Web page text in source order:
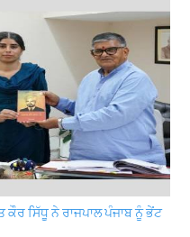
ਕੌਰ ਸਿੱਧੂ ਨੇ ਰਾਜਪਾਲ ਪੰਜਾਬ ਨੂੰ ਭੇਂਟ